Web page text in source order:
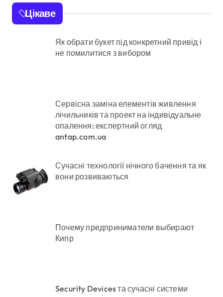
Цікаве
Як обрати букет під конкретний привід і
не помилитися з вибором
Сервісна заміна елементів живлення
лічильників та проект на індивідуальне
опалення: експертний огляд
antap.com.ua
Сучасні технології нічного бачення та як
вони розвиваються
Почему предприниматели выбирают
Кипр
Security Devices та сучасні системи